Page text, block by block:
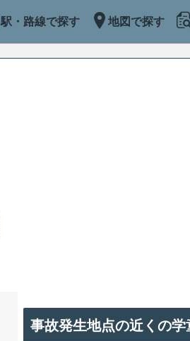
駅・路線で探す 地図で探す
事故発生地点の近くの学